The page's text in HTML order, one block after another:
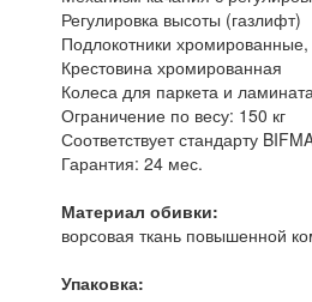
Регулировка высоты (газлифт)
Подлокотники
Крестовина хромированная
Колеса для паркета и
Ограничение по весу: 150 кг
Соответствует стандарту
Гарантия: 24 мес.
Материал обивки:
ворсовая ткань повышенной
Упаковка: